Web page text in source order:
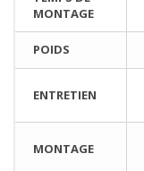
MONTAGE
POIDS
ENTRETIEN
MONTAGE